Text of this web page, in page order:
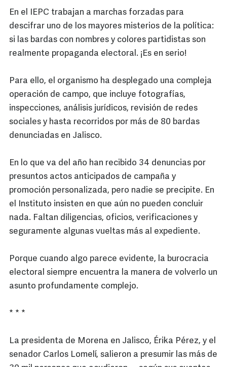
En el IEPC trabajan a marchas forzadas para
descifrar uno de los mayores misterios de la política:
si las bardas con nombres y colores partidistas son
realmente propaganda electoral. ¡Es en serio!
Para ello, el organismo ha desplegado una compleja
operación de campo, que incluye fotografías,
inspecciones, análisis jurídicos, revisión de redes
sociales y hasta recorridos por más de 80 bardas
denunciadas en Jalisco.
En lo que va del año han recibido 34 denuncias por
presuntos actos anticipados de campaña y
promoción personalizada, pero nadie se precipite. En
el Instituto insisten en que aún no pueden concluir
nada. Faltan diligencias, oficios, verificaciones y
seguramente algunas vueltas más al expediente.
Porque cuando algo parece evidente, la burocracia
electoral siempre encuentra la manera de volverlo un
asunto profundamente complejo.
* * *
La presidenta de Morena en Jalisco, Érika Pérez, y el
senador Carlos Lomelí, salieron a presumir las más de